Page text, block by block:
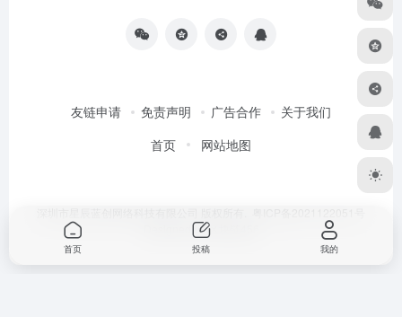
友链申请 免责声明 广告合作
关于我们
首页
网站地图
Designed by区块链456
首页 投稿 我的